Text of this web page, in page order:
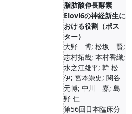
脂肪酸伸長酵素
Elovl6の神経新生に
おける役割（ポス
ター）
大野 博; 松坂 賢;
志村拓哉; 本村香織;
水之江雄平; 韓 松
伊; 宮本崇史; 関谷
元博; 中川 嘉; 島
野 仁
第56回日本臨床分